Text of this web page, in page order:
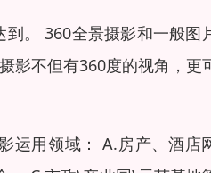
。 360全景摄影和一般图
影不但有360度的视角，更
运用领域： A.房产、酒店